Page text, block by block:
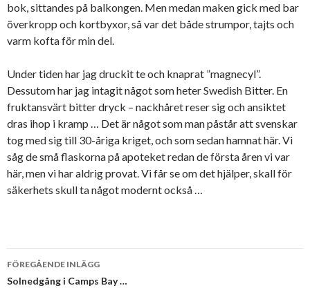
bok, sittandes på balkongen. Men medan maken gick med bar
överkropp och kortbyxor, så var det både strumpor, tajts och
varm kofta för min del.
Under tiden har jag druckit te och knaprat ”magnecyl”.
Dessutom har jag intagit något som heter Swedish Bitter. En
fruktansvärt bitter dryck – nackhåret reser sig och ansiktet
dras ihop i kramp … Det är något som man påstår att svenskar
tog med sig till 30-åriga kriget, och som sedan hamnat här. Vi
såg de små flaskorna på apoteket redan de första åren vi var
här, men vi har aldrig provat. Vi får se om det hjälper, skall för
säkerhets skull ta något modernt också …
Inläggsnavigering
FÖREGÅENDE INLÄGG
Solnedgång i Camps Bay …